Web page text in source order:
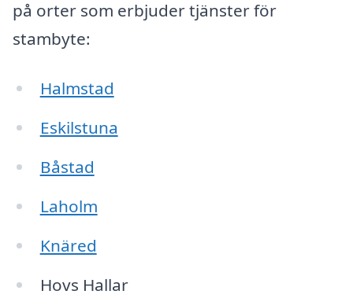
på orter som erbjuder tjänster för
stambyte:
Halmstad
Eskilstuna
Båstad
Laholm
Knäred
Hovs Hallar